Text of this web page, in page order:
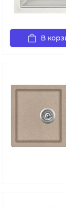
В